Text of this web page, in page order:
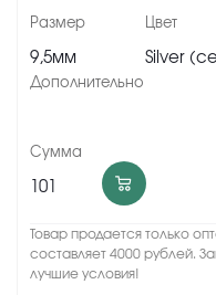
9,5мм Silver
101
Товар продается только
составляет 4000 рублей.
лучшие условия!